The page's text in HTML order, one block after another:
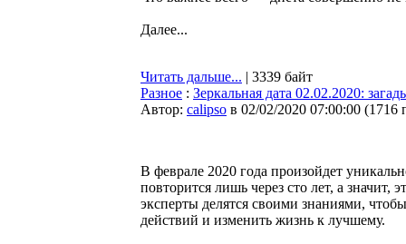
Далее...
Читать дальше... | 3339 байт
Разное : Зеркальная дата 02.02.2020:
Автор: calipso в 02/02/2020 07:00:00 (1716
В феврале 2020 года произойдет
повторится лишь через сто лет, а значит,
эксперты делятся своими знаниями,
действий и изменить жизнь к лучшему.